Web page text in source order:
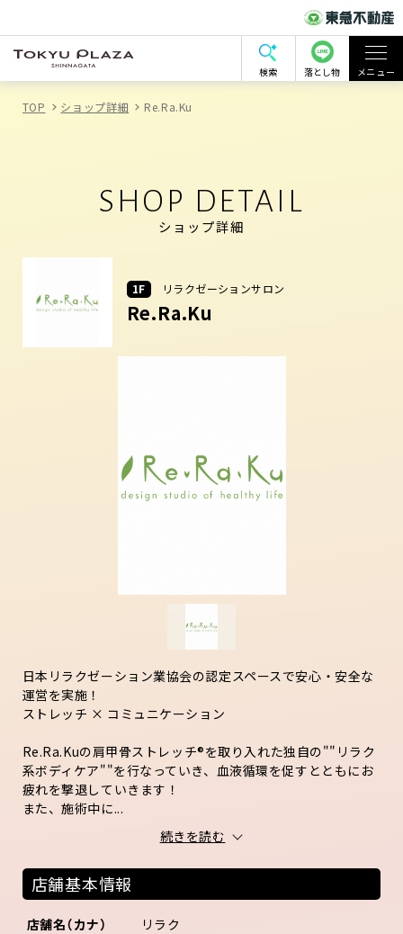
検索 落とし物 メニュー
TOP ショップ詳細 Re.Ra.Ku
SHOP DETAIL
ショップ詳細
1F リラクゼーションサロン
Re.Ra.Ku
日本リラクゼーション業協会の認定スペースで安心・安全な
運営を実施！
ストレッチ × コミュニケーション
Re.Ra.Kuの肩甲骨ストレッチ®︎を取り入れた独自の""リラク
系ボディケア""を行なっていき、血液循環を促すとともにお
疲れを撃退していきます！
また、施術中に...
続きを読む
店舗基本情報
店舗名（カナ） リラク